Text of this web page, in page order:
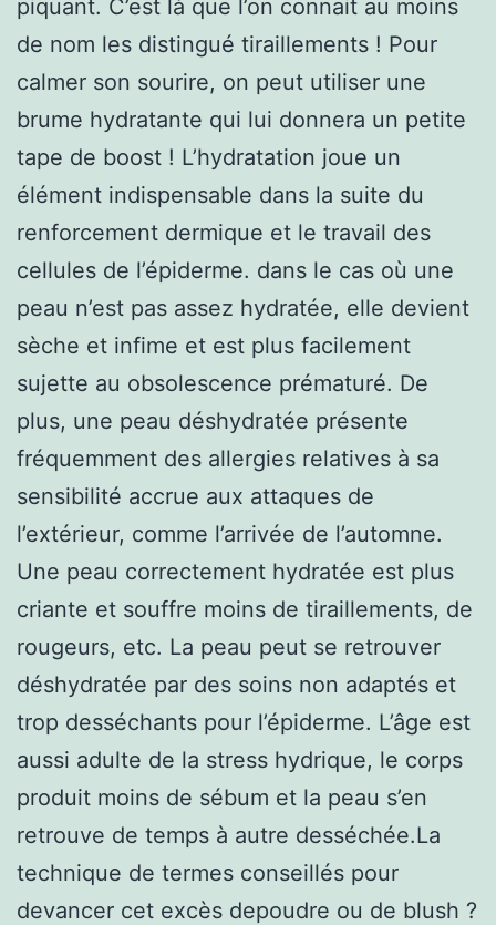
piquant. C’est là que l’on connait au moins
de nom les distingué tiraillements ! Pour
calmer son sourire, on peut utiliser une
brume hydratante qui lui donnera un petite
tape de boost ! L’hydratation joue un
élément indispensable dans la suite du
renforcement dermique et le travail des
cellules de l’épiderme. dans le cas où une
peau n’est pas assez hydratée, elle devient
sèche et infime et est plus facilement
sujette au obsolescence prématuré. De
plus, une peau déshydratée présente
fréquemment des allergies relatives à sa
sensibilité accrue aux attaques de
l’extérieur, comme l’arrivée de l’automne.
Une peau correctement hydratée est plus
criante et souffre moins de tiraillements, de
rougeurs, etc. La peau peut se retrouver
déshydratée par des soins non adaptés et
trop desséchants pour l’épiderme. L’âge est
aussi adulte de la stress hydrique, le corps
produit moins de sébum et la peau s’en
retrouve de temps à autre desséchée.La
technique de termes conseillés pour
devancer cet excès depoudre ou de blush ?